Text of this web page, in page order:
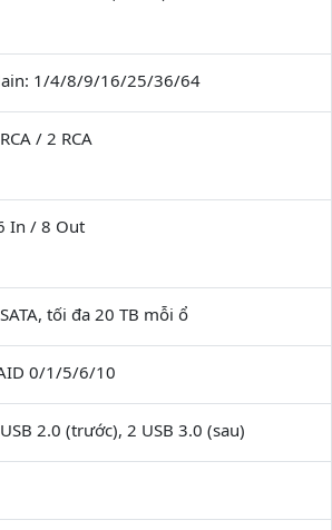
1/4/8/9/16/25/36/64
/ 2 RCA
In / 8 Out
tối đa 20 TB mỗi ổ
0/1/5/6/10
2.0 (trước), 2 USB 3.0 (sau)